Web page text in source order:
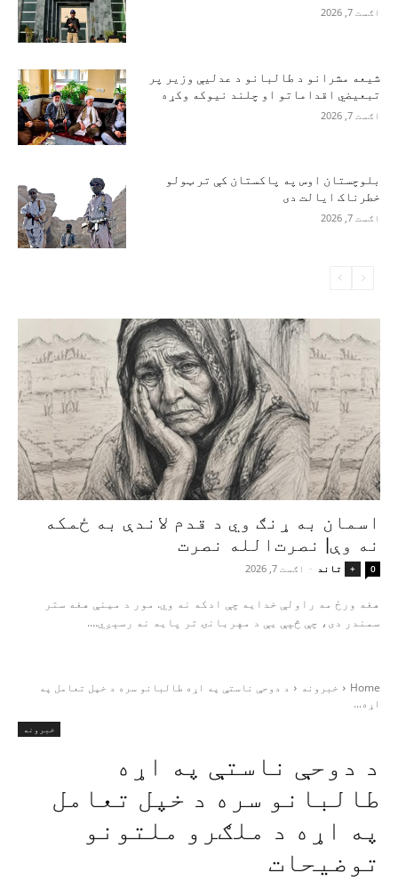
اګست 7, 2026
شیعه مشرانو د طالبانو د عدلیې وزیر پر
تبعیضي اقداماتو او چلند نیوکه وکړه
اګست 7, 2026
بلوچستان اوس په پاکستان کې تر ټولو
خطرناک ایالت دی
اګست 7, 2026
اسمان به ړنګ وي د قدم لاندې به ځمکه
نه وې| نصرت‌الله نصرت
+ تاند - اګست 7, 2026 0
هغه ورځ مه راولې خدایه چې ادکه نه وي. مور د مینې هغه ستر
سمندر دی، چې څپې یې د مهربانۍ تر پایه نه رسېږي....